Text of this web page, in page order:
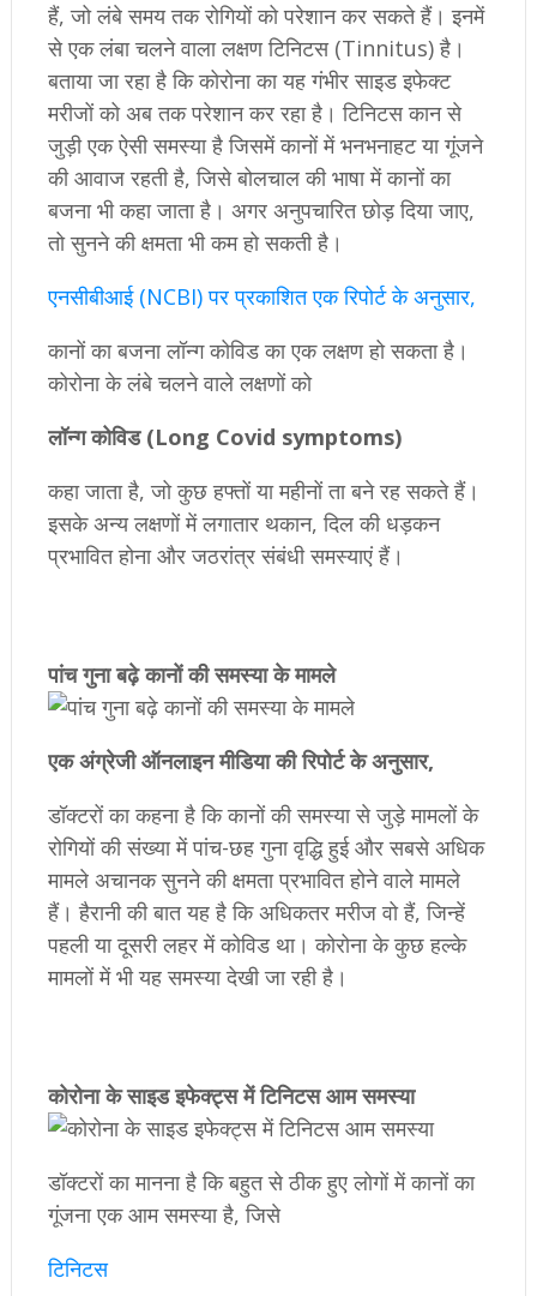
हैं, जो लंबे समय तक रोगियों को परेशान कर सकते हैं। इनमें
से एक लंबा चलने वाला लक्षण टिनिटस (Tinnitus) है।
बताया जा रहा है कि कोरोना का यह गंभीर साइड इफेक्ट
मरीजों को अब तक परेशान कर रहा है। टिनिटस कान से
जुड़ी एक ऐसी समस्या है जिसमें कानों में भनभनाहट या गूंजने
की आवाज रहती है, जिसे बोलचाल की भाषा में कानों का
बजना भी कहा जाता है। अगर अनुपचारित छोड़ दिया जाए,
तो सुनने की क्षमता भी कम हो सकती है।
एनसीबीआई (NCBI) पर प्रकाशित एक रिपोर्ट के अनुसार,
कानों का बजना लॉन्ग कोविड का एक लक्षण हो सकता है।
कोरोना के लंबे चलने वाले लक्षणों को
लॉन्ग कोविड (Long Covid symptoms)
कहा जाता है, जो कुछ हफ्तों या महीनों ता बने रह सकते हैं।
इसके अन्य लक्षणों में लगातार थकान, दिल की धड़कन
प्रभावित होना और जठरांत्र संबंधी समस्याएं हैं।
पांच गुना बढ़े कानों की समस्या के मामले
एक अंग्रेजी ऑनलाइन मीडिया की रिपोर्ट के अनुसार,
डॉक्टरों का कहना है कि कानों की समस्या से जुड़े मामलों के
रोगियों की संख्या में पांच-छह गुना वृद्धि हुई और सबसे अधिक
मामले अचानक सुनने की क्षमता प्रभावित होने वाले मामले
हैं। हैरानी की बात यह है कि अधिकतर मरीज वो हैं, जिन्हें
पहली या दूसरी लहर में कोविड था। कोरोना के कुछ हल्के
मामलों में भी यह समस्या देखी जा रही है।
कोरोना के साइड इफेक्ट्स में टिनिटस आम समस्या
डॉक्टरों का मानना है कि बहुत से ठीक हुए लोगों में कानों का
गूंजना एक आम समस्या है, जिसे
टिनिटस